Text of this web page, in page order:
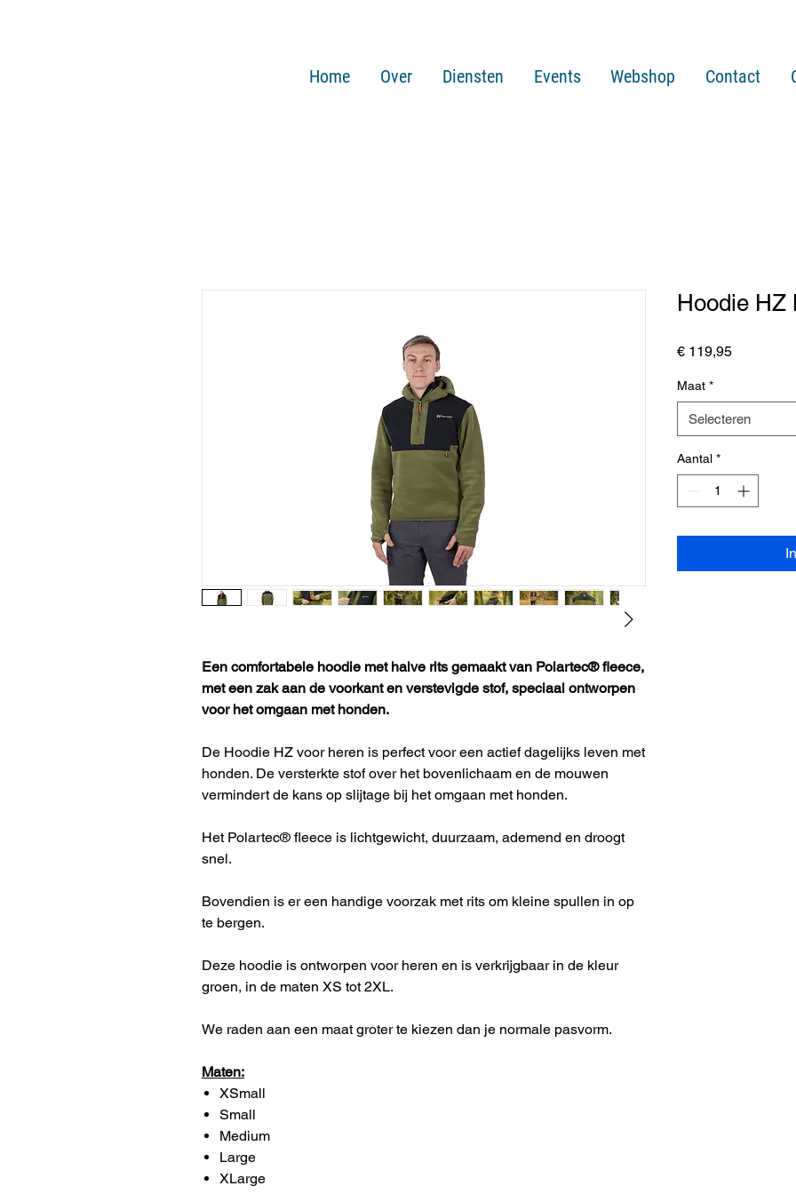
Home Over Diensten Events Webshop Contact
Een comfortabele hoodie met halve rits gemaakt van Polartec® fleece,
met een zak aan de voorkant en verstevigde stof, speciaal ontworpen
voor het omgaan met honden.
De Hoodie HZ voor heren is perfect voor een actief dagelijks leven met
honden. De versterkte stof over het bovenlichaam en de mouwen
vermindert de kans op slijtage bij het omgaan met honden.
Het Polartec® fleece is lichtgewicht, duurzaam, ademend en droogt
snel.
Bovendien is er een handige voorzak met rits om kleine spullen in op
te bergen.
Deze hoodie is ontworpen voor heren en is verkrijgbaar in de kleur
groen, in de maten XS tot 2XL.
We raden aan een maat groter te kiezen dan je normale pasvorm.
Maten:
XSmall
Small
Medium
Large
XLarge
Hoodie HZ
€ 119,95Prijs
Maat *
Selecteren
Aantal *